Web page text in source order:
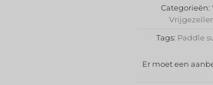
Categorieën:
Tags: Paddle
Er moet een